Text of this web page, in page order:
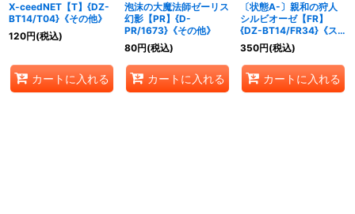
X-ceedNET【T】{DZ-
BT14/T04}《その他》
120円(税込)
カートに入れる
泡沫の大魔法師ゼーリス
幻影【PR】{D-
PR/1673}《その他》
80円(税込)
カートに入れる
〔状態A-〕親和の狩人
シルビオーゼ【FR】
{DZ-BT14/FR34}《ス
トイケイア》
350円(税込)
カートに入れる